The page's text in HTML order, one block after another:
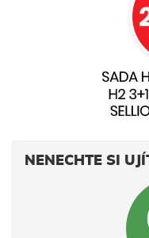
NENECHTE SI